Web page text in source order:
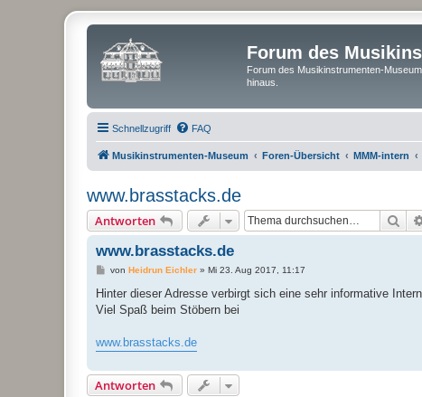
Forum des
Forum des Musikinstrumenten-
hinaus.
Schnellzugriff FAQ
Musikinstrumenten-Museum Foren-Übersicht MMM-intern
www.brasstacks.de
Antworten
www.brasstacks.de
B
i
r
von Heidrun Eichler» Mi 23. Aug 2017, 11:17
Hinter dieser Adresse verbirgt sich eine sehr informative
Viel Spaß beim Stöbern bei
www.brasstacks.de
Antworten